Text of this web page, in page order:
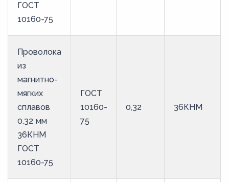
ГОСТ
10160-75
Проволока
из
магнитно-
мягких
сплавов
0.32 мм
36КНМ
ГОСТ
10160-75
ГОСТ
10160-
75
0,32 36КНМ